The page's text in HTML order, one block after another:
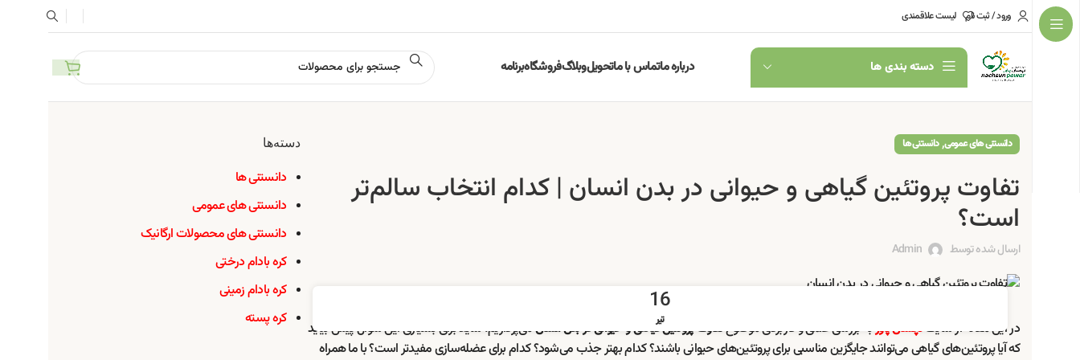
ورود / ثبت نام لیست علاقمندی
دسته بندی ها درباره ماتماس با ماتحویلوبلاگفروشگاهبرنامه
دانستنی های عمومی,دانستنی ها
تفاوت پروتئین گیاهی و حیوانی در بدن انسان | کدام انتخاب سالم‌تر
است؟
ارسال شده توسط Admin
16
تیر در این مقاله از سایتنچسان پاوربه بررسی علمی و کاربردی موضوعتفاوت پروتئین گیاهی و حیوانی در بدن انسانمی‌پردازیم. شاید برای بسیاری این سوال پیش بیاید
که آیا پروتئین‌های گیاهی می‌توانند جایگزین مناسبی برای پروتئین‌های حیوانی باشند؟ کدام بهتر جذب می‌شود؟ کدام برای عضله‌سازی مفیدتر است؟ با ما همراه
دسته‌ها
دانستنی ها
دانستنی های عمومی
دانستنی های محصولات ارگانیک
کره بادام درختی
کره بادام زمینی
کره پسته